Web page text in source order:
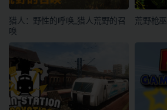
猎人：野性的呼唤_猎人荒野的召
唤
荒野枪巫